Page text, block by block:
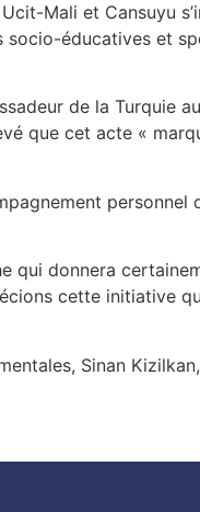
Mali et Cansuyu
éducatives et
de la Turquie
que cet acte «
personnel
qui donnera
cette initiative
Sinan